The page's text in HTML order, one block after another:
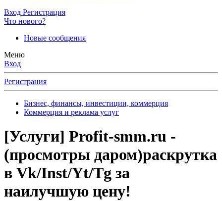
Вход Регистрация
Что нового?
Новые сообщения
Меню
Вход
Регистрация
Бизнес, финансы, инвестиции, коммерция
Коммерция и реклама услуг
[Услуги] Profit-smm.ru -
(просмотры даром)раскрутка
в Vk/Inst/Yt/Tg за
наилучшую цену!